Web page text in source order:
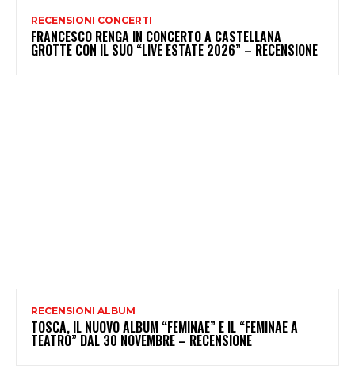
RECENSIONI CONCERTI
FRANCESCO RENGA IN CONCERTO A CASTELLANA
GROTTE CON IL SUO “LIVE ESTATE 2026” – RECENSIONE
RECENSIONI ALBUM
TOSCA, IL NUOVO ALBUM “FEMINAE” E IL “FEMINAE A
TEATRO” DAL 30 NOVEMBRE – RECENSIONE